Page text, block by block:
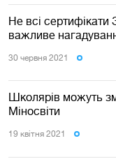
Не всі сертифікати
важливе
30 червня 2021
Школярів можуть
Міносвіти
19 квiтня 2021